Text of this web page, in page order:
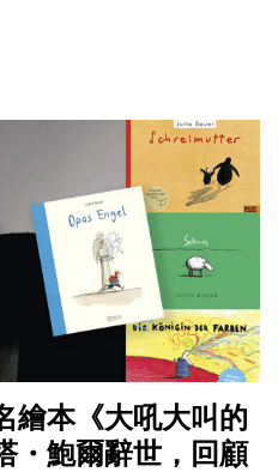
繪本《大吼大叫的
・鮑爾辭世，回顧